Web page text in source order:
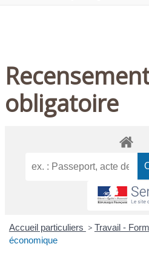
obligatoire
Accueil particuliers > Travail -
économique